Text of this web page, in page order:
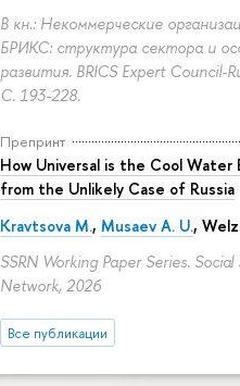
В кн.: Некоммерческие
БРИКС: структура сектора и
развития. BRICS Expert Council-
С. 193-228.
Препринт
How Universal is the Cool
from the Unlikely Case of Russia
Kravtsova M., Musaev A. U.,
SSRN Working Paper Series.
Network, 2026
Все публикации